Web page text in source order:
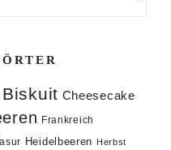
Biskuit Cheesecake
Frankreich
Heidelbeeren Herbst